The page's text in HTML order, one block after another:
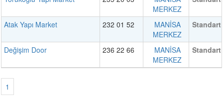
MERKEZ
Atak Yapı Market 232 01 52
MANİSA
MERKEZ
Standart
Değişim Door 236 22 66
MANİSA
MERKEZ
Standart
1